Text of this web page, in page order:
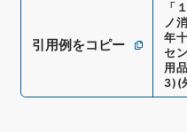
引用例をコピー
「
ノ
年
セ
用
3) (